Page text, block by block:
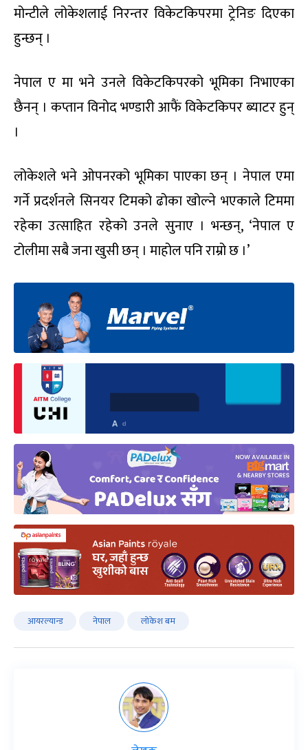
मोन्टीले लोकेशलाई निरन्तर विकेटकिपरमा ट्रेनिङ दिएका
हुन्छन् ।
नेपाल ए मा भने उनले विकेटकिपरको भूमिका निभाएका
छैनन् । कप्तान विनोद भण्डारी आफैं विकेटकिपर ब्याटर हुन्
।
लोकेशले भने ओपनरको भूमिका पाएका छन् । नेपाल एमा
गर्ने प्रदर्शनले सिनयर टिमको ढोका खोल्ने भएकाले टिममा
रहेका उत्साहित रहेको उनले सुनाए । भन्छन्, ‘नेपाल ए
टोलीमा सबै जना खुसी छन् । माहोल पनि राम्रो छ ।’
आयरल्यान्ड नेपाल लोकेश बम